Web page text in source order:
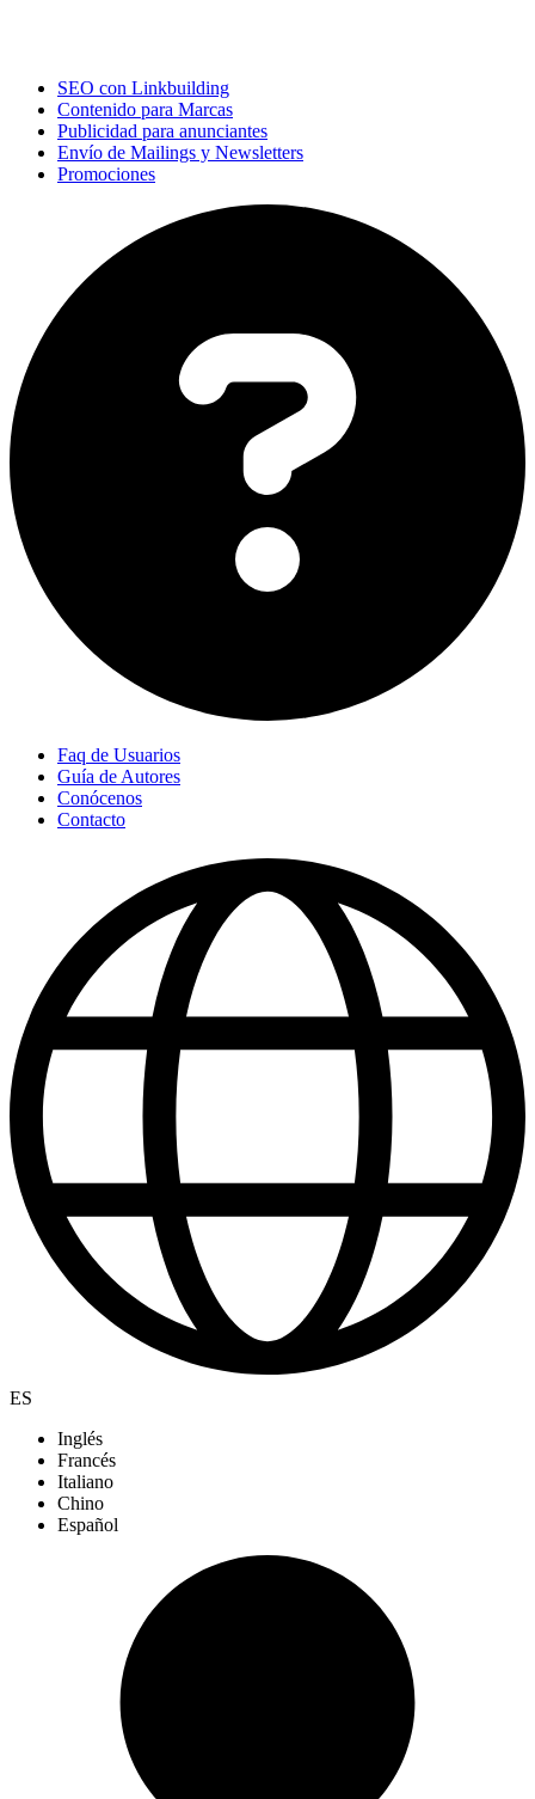
SEO con Linkbuilding
Contenido para Marcas
Publicidad para anunciantes
Envío de Mailings y Newsletters
Promociones
Faq de Usuarios
Guía de Autores
Conócenos
Contacto
ES
Inglés
Francés
Italiano
Chino
Español